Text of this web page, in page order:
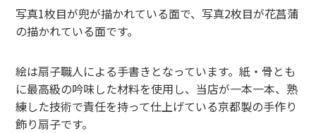
写真1枚目が兜が描かれている面で、写真2枚目が花菖蒲
の描かれている面です。
絵は扇子職人による手書きとなっています。紙・骨とも
に最高級の吟味した材料を使用し、当店が一本一本、熟
練した技術で責任を持って仕上げている京都製の手作り
飾り扇子です。